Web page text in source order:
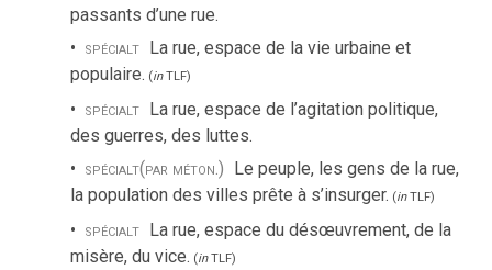
passants d’une rue.
spécialt La rue, espace de la vie urbaine et
populaire. (inTLF)
spécialt La rue, espace de l’agitation politique,
des guerres, des luttes.
spécialt(par méton.) Le peuple, les gens de la rue,
la population des villes prête à s’insurger. (inTLF)
spécialt La rue, espace du désœuvrement, de la
misère, du vice. (inTLF)